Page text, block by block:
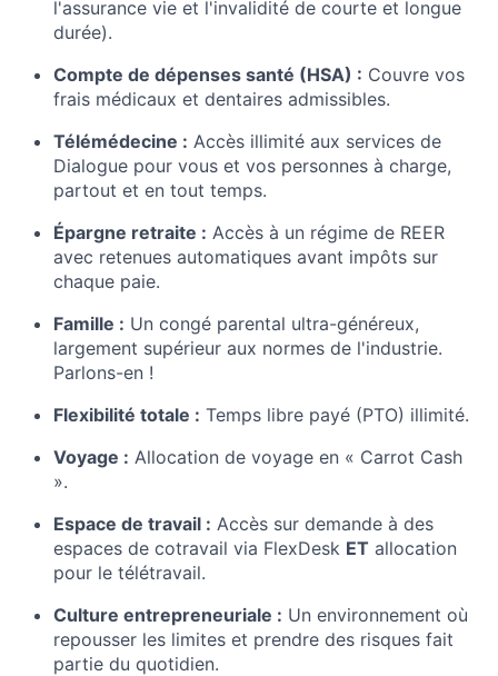
l'assurance vie et l'invalidité de courte et longue
durée).
Compte de dépenses santé (HSA) : Couvre vos
frais médicaux et dentaires admissibles.
Télémédecine : Accès illimité aux services de
Dialogue pour vous et vos personnes à charge,
partout et en tout temps.
Épargne retraite : Accès à un régime de REER
avec retenues automatiques avant impôts sur
chaque paie.
Famille : Un congé parental ultra-généreux,
largement supérieur aux normes de l'industrie.
Parlons-en !
Flexibilité totale : Temps libre payé (PTO) illimité.
Voyage : Allocation de voyage en « Carrot Cash
».
Espace de travail : Accès sur demande à des
espaces de cotravail via FlexDesk ET allocation
pour le télétravail.
Culture entrepreneuriale : Un environnement où
repousser les limites et prendre des risques fait
partie du quotidien.